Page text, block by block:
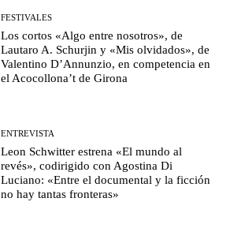
FESTIVALES
Los cortos «Algo entre nosotros», de
Lautaro A. Schurjin y «Mis olvidados», de
Valentino D’Annunzio, en competencia en
el Acocollona’t de Girona
ENTREVISTA
Leon Schwitter estrena «El mundo al
revés», codirigido con Agostina Di
Luciano: «Entre el documental y la ficción
no hay tantas fronteras»